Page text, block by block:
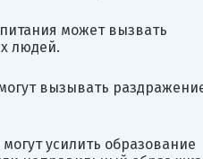
может вызвать
людей.
вызывать
усилить образование